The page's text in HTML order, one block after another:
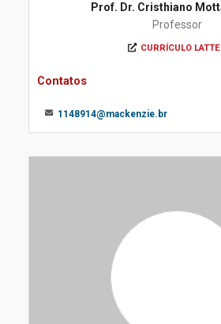
Prof. Dr. Cristhiano
Professor
CURRÍCULO
Contatos
1148914@mackenzie.br